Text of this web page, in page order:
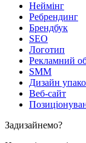
Неймінг
Ребрендинг
Брендбук
SEO
Логотип
Рекламний
SMM
Дизайн
Веб-сайт
Задизайнемо?